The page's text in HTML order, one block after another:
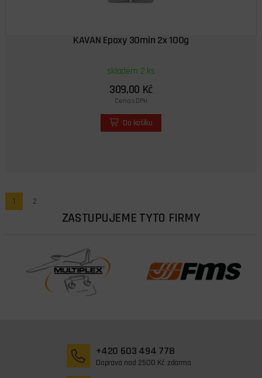
KAVAN Epoxy 30min 2x 100g
skladem 2 ks
309,00 Kč
Cena s DPH
Do košíku
1 2
ZASTUPUJEME TYTO FIRMY
+420 603 494 778
Doprava nad 2500 Kč zdarma